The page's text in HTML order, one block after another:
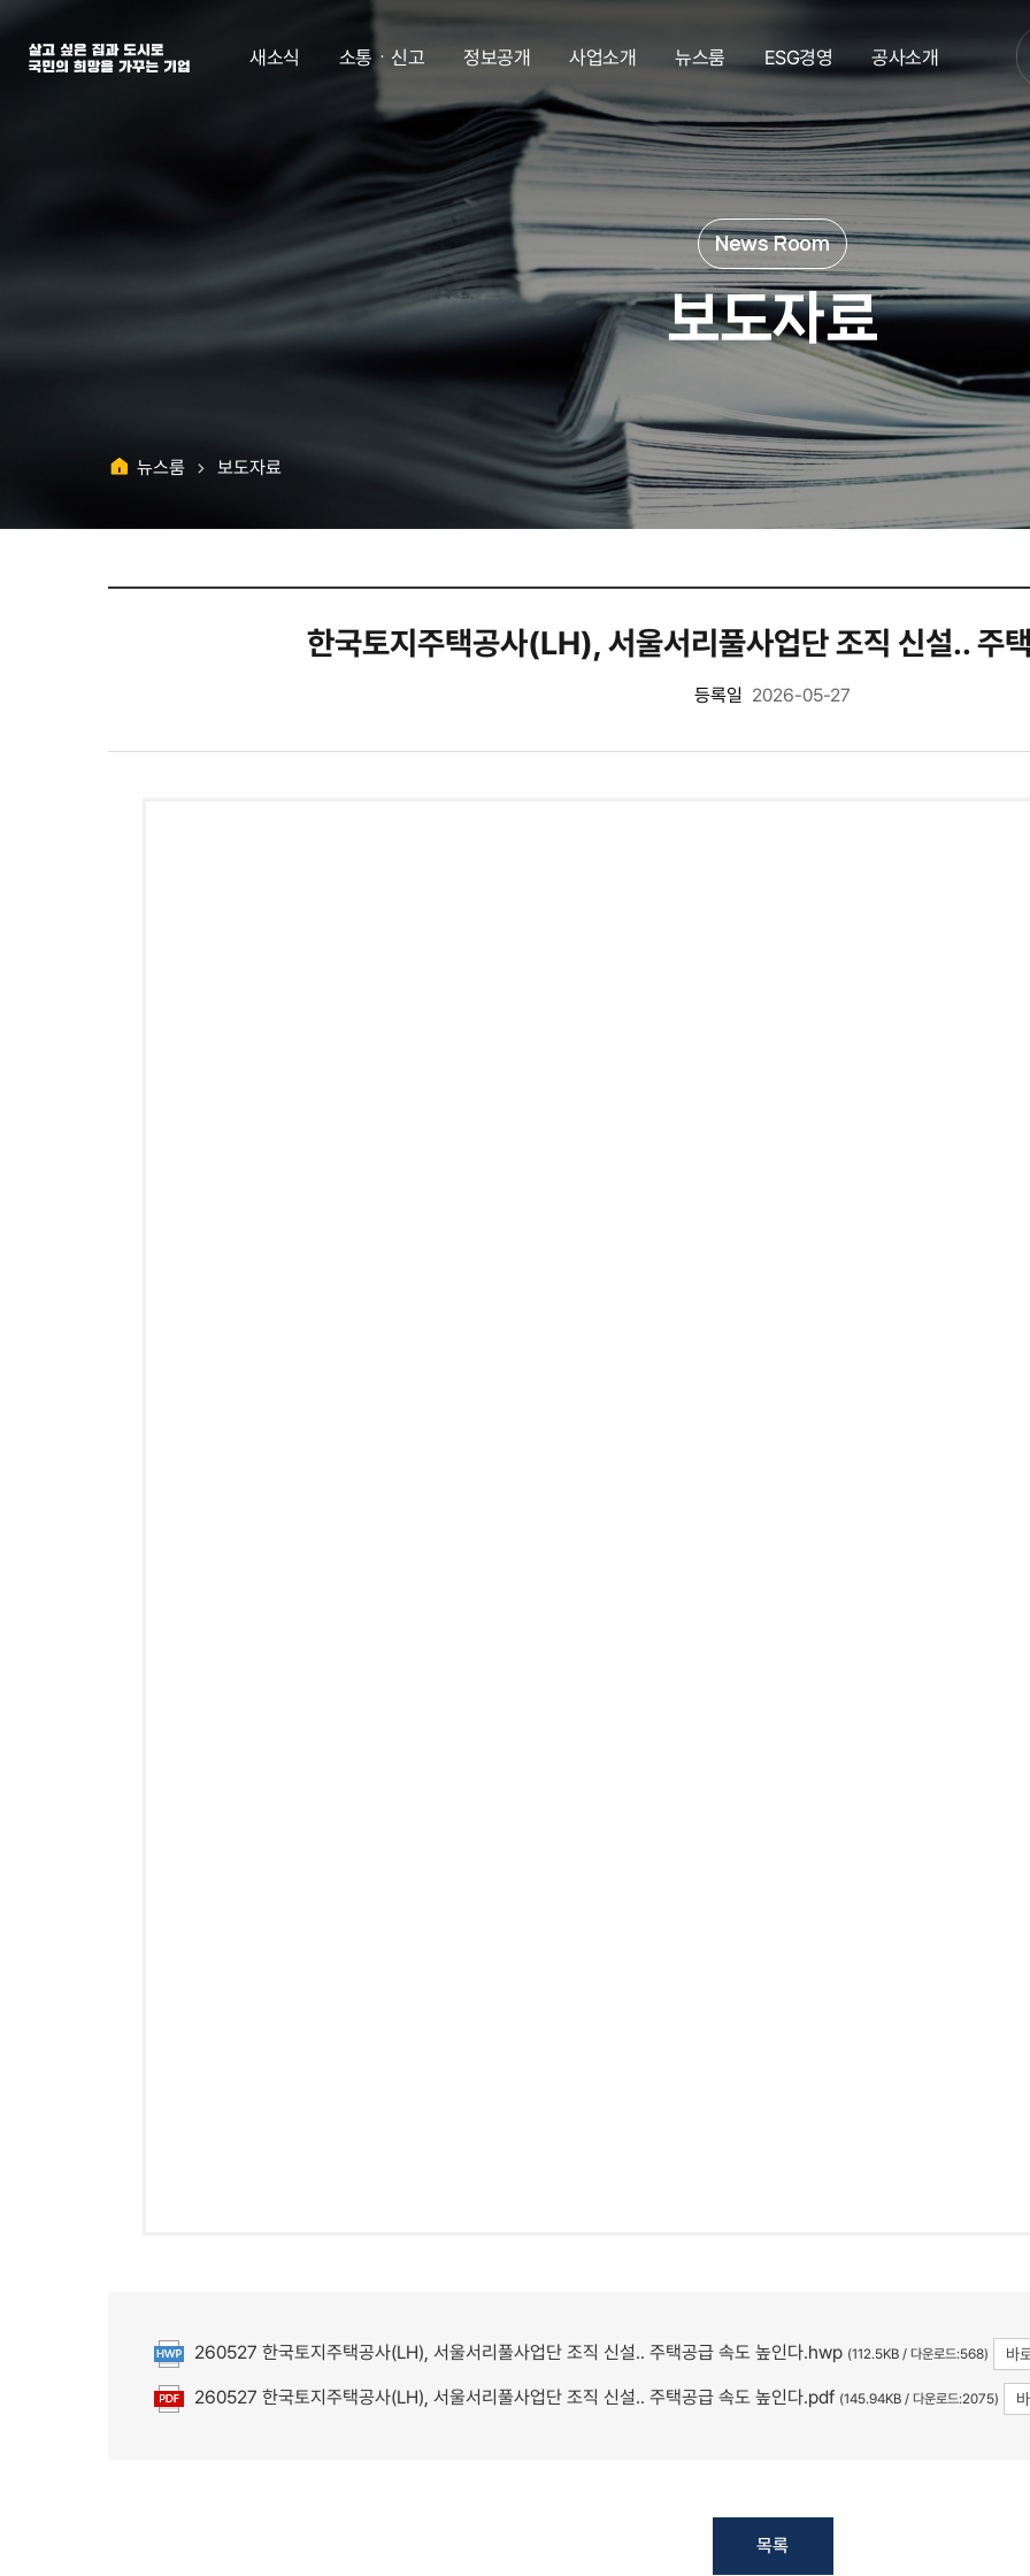
살고 싶은 집과 도시로 국민의 희망을 가꾸는 기업 | 한국토지주택공사새소식 소통ㆍ신고 정보공개 사업소개 뉴스룸 ESG경영 공사소개
보도자료
뉴스룸 보도자료
한국토지주택공사(LH), 서울서리풀사업단 조직 신설.. 주
등록일 2026-05-27
첨부파일
260527 한국토지주택공사(LH), 서울서리풀사업단 조직 신설.. 주택공급 속도 높인다.hwp (112.5KB / 다운로드:568) 바
260527 한국토지주택공사(LH), 서울서리풀사업단 조직 신설.. 주택공급 속도 높인다.pdf (145.94KB / 다운로드:2075)
목록